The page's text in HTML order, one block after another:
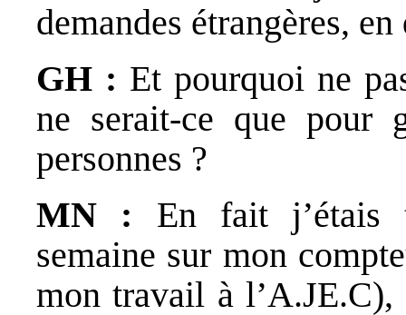
demandes étrangères,
GH : Et pourquoi ne
ne serait-ce que pour
personnes ?
MN : En fait j’étais
semaine sur mon
mon travail à